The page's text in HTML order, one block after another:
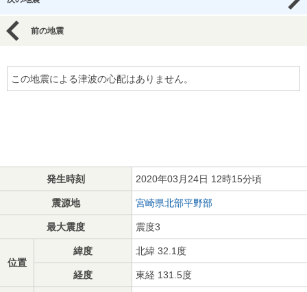
前の地震
この地震による津波の心配はありません。
発生時刻 2020年03月24日 12時15分頃
震源地 宮崎県北部平野部
最大震度 震度3
位置
緯度 北緯 32.1度
経度 東経 131.5度